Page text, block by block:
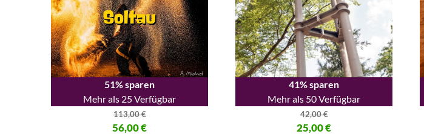
51% sparen
Mehr als 25 Verfügbar
113,00€
Ursprünglicher Preis war: 113,00 €
56,00€
41% sparen
Mehr als 50 Verfügbar
42,00€
Ursprünglicher Preis war: 42,00 €
25,00€